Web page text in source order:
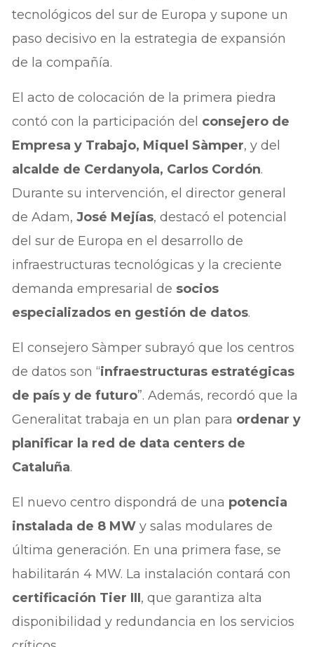
tecnológicos del sur de Europa y supone un
paso decisivo en la estrategia de expansión
de la compañía.
El acto de colocación de la primera piedra
contó con la participación del consejero de
Empresa y Trabajo, Miquel Sàmper, y del
alcalde de Cerdanyola, Carlos Cordón.
Durante su intervención, el director general
de Adam,José Mejías, destacó el potencial
del sur de Europa en el desarrollo de
infraestructuras tecnológicas y la creciente
demanda empresarial de socios
especializados en gestión de datos.
El consejero Sàmper subrayó que los centros
de datos son “infraestructuras estratégicas
de país y de futuro”. Además, recordó que la
Generalitat trabaja en un plan para ordenar y
planificar la red de data centers de
Cataluña.
El nuevo centro dispondrá de una potencia
instalada de 8 MW y salas modulares de
última generación. En una primera fase, se
habilitarán 4 MW. La instalación contará con
certificación Tier III, que garantiza alta
disponibilidad y redundancia en los servicios